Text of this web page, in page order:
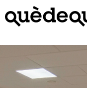
contingut